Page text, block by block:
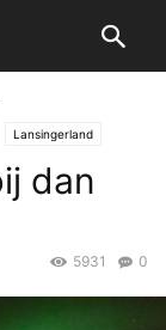
Lansingerland
dan
0
5931